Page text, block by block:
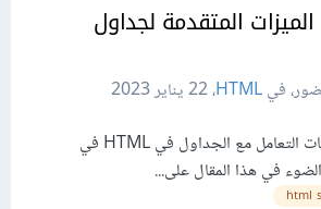
الميزات المتقدمة لجداول
فيHTML،22 يناير 2023
بعد أن تعلمنا أساسيات التعامل مع الجداول في HTML في
الضوء في هذا المقال على...
html